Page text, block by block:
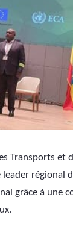
Transports et
régional
grâce à une